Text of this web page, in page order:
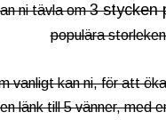
ni tävla om3 stycken
populära
vanligt kan ni, för att
länk till 5 vänner, med